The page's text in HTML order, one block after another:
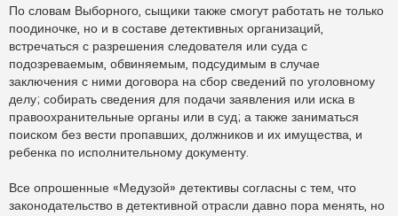
По словам Выборного, сыщики также смогут работать не только
поодиночке, но и в составе детективных организаций,
встречаться с разрешения следователя или суда с
подозреваемым, обвиняемым, подсудимым в случае
заключения с ними договора на сбор сведений по уголовному
делу; собирать сведения для подачи заявления или иска в
правоохранительные органы или в суд; а также заниматься
поиском без вести пропавших, должников и их имущества, и
ребенка по исполнительному документу.
Все опрошенные «Медузой» детективы согласны с тем, что
законодательство в детективной отрасли давно пора менять, но